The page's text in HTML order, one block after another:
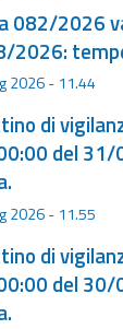
082/2026
2026:
2026 - 11.44
di
del
2026 - 11.55
di
del